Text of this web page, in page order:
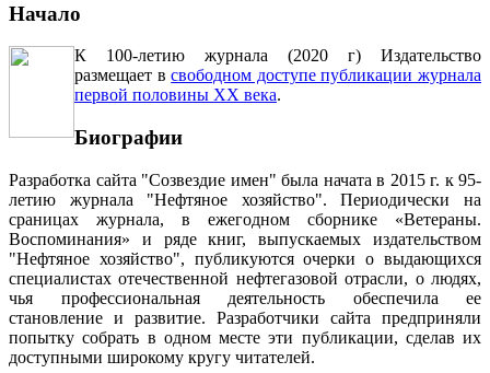
Начало
К 100-летию журнала (2020 г) Издательство
размещает всвободном доступе публикации журнала
первой половины ХХ века.
Биографии
Разработка сайта "Созвездие имен" была начата в 2015 г. к 95-
летию журнала "Нефтяное хозяйство". Периодически на
сраницах журнала, в ежегодном сборнике «Ветераны.
Воспоминания» и ряде книг, выпускаемых издательством
"Нефтяное хозяйство", публикуются очерки о выдающихся
специалистах отечественной нефтегазовой отрасли, о людях,
чья профессиональная деятельность обеспечила ее
становление и развитие. Разработчики сайта предприняли
попытку собрать в одном месте эти публикации, сделав их
доступными широкому кругу читателей.